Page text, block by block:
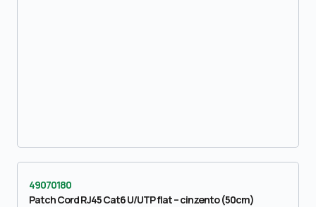
49070180
Patch Cord RJ45 Cat6 U/UTP flat – cinzento (50cm)